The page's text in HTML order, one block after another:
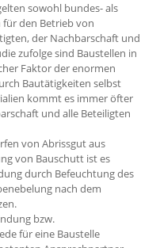
sowohl bundes- als
den Betrieb von
der Nachbarschaft und
zufolge sind Baustellen in
Faktor der enormen
Bautätigkeiten selbst
kommt es immer öfter
und alle Beteiligten
von Abrissgut aus
von Bauschutt ist es
durch Befeuchtung des
nach dem
bzw.
für eine Baustelle